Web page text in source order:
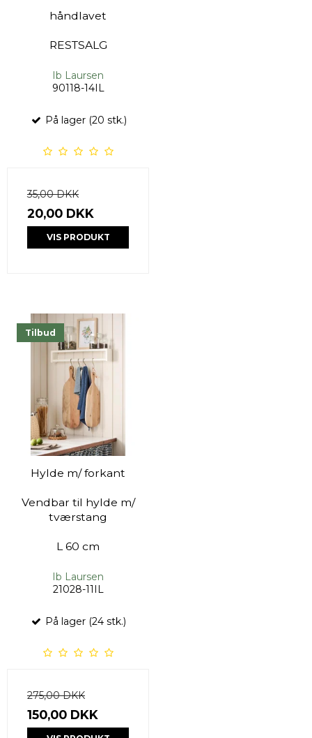
håndlavet
RESTSALG
Ib Laursen
90118-14IL
På lager (20 stk.)
35,00 DKK
20,00 DKK
VIS PRODUKT
Tilbud
Hylde m/ forkant
Vendbar til hylde m/
tværstang
L 60 cm
Ib Laursen
21028-11IL
På lager (24 stk.)
275,00 DKK
150,00 DKK